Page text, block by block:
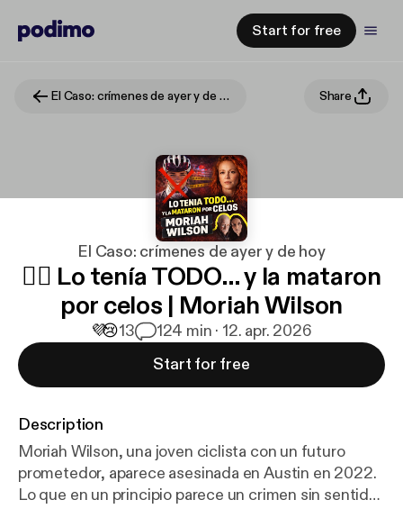
Start for free
El Caso: crímenes de ayer y de hoy Share
El Caso: crímenes de ayer y de hoy
🚴‍♀️ Lo tenía TODO… y la mataron
por celos | Moriah Wilson
💜😢13 124 min · 12. apr. 2026
Start for free
Description
Moriah Wilson, una joven ciclista con un futuro
prometedor, aparece asesinada en Austin en 2022.
Lo que en un principio parece un crimen sin sentido,